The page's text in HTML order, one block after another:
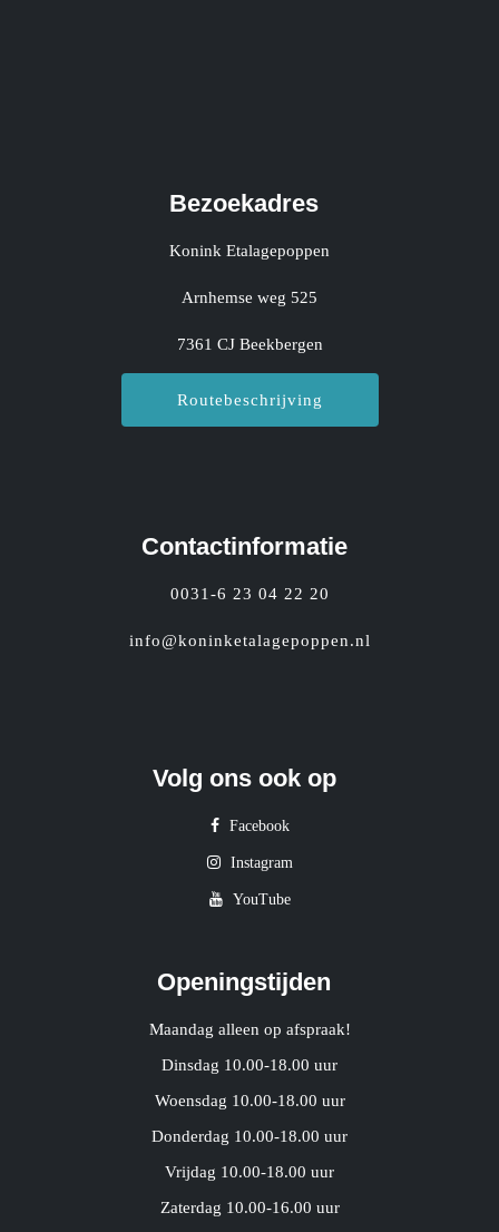
Bezoekadres
Konink Etalagepoppen
Arnhemse weg 525
7361 CJ Beekbergen
Routebeschrijving
Contactinformatie
0031-6 23 04 22 20
info@koninketalagepoppen.nl
Volg ons ook op
Facebook
Instagram
YouTube
Openingstijden
Maandag alleen op afspraak!
Dinsdag 10.00-18.00 uur
Woensdag 10.00-18.00 uur
Donderdag 10.00-18.00 uur
Vrijdag 10.00-18.00 uur
Zaterdag 10.00-16.00 uur